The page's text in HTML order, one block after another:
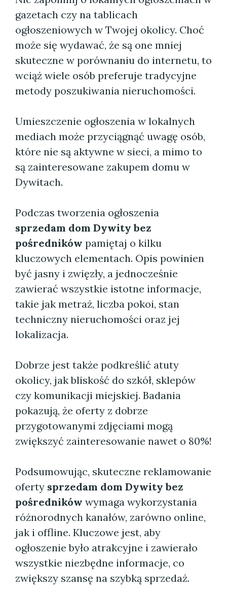
gazetach czy na tablicach
ogłoszeniowych w Twojej okolicy. Choć
może się wydawać, że są one mniej
skuteczne w porównaniu do internetu, to
wciąż wiele osób preferuje tradycyjne
metody poszukiwania nieruchomości.
Umieszczenie ogłoszenia w lokalnych
mediach może przyciągnąć uwagę osób,
które nie są aktywne w sieci, a mimo to
są zainteresowane zakupem domu w
Dywitach.
Podczas tworzenia ogłoszenia
sprzedam dom Dywity bez
pośredników pamiętaj o kilku
kluczowych elementach. Opis powinien
być jasny i zwięzły, a jednocześnie
zawierać wszystkie istotne informacje,
takie jak metraż, liczba pokoi, stan
techniczny nieruchomości oraz jej
lokalizacja.
Dobrze jest także podkreślić atuty
okolicy, jak bliskość do szkół, sklepów
czy komunikacji miejskiej. Badania
pokazują, że oferty z dobrze
przygotowanymi zdjęciami mogą
zwiększyć zainteresowanie nawet o 80%!
Podsumowując, skuteczne reklamowanie
oferty sprzedam dom Dywity bez
pośredników wymaga wykorzystania
różnorodnych kanałów, zarówno online,
jak i offline. Kluczowe jest, aby
ogłoszenie było atrakcyjne i zawierało
wszystkie niezbędne informacje, co
zwiększy szansę na szybką sprzedaż.